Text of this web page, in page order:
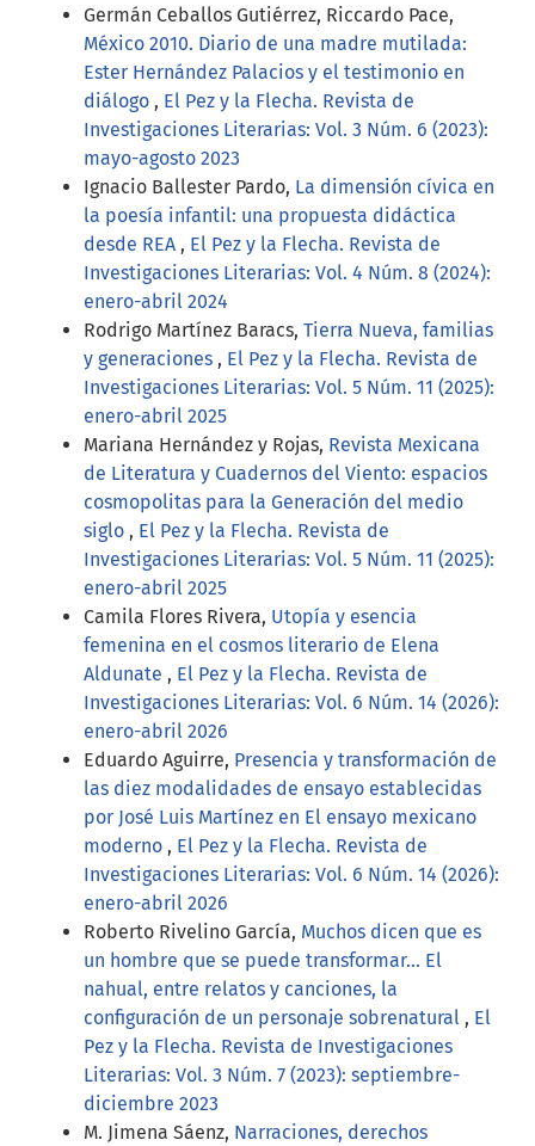
Germán Ceballos Gutiérrez, Riccardo Pace,
México 2010. Diario de una madre mutilada:
Ester Hernández Palacios y el testimonio en
diálogo , El Pez y la Flecha. Revista de
Investigaciones Literarias: Vol. 3 Núm. 6 (2023):
mayo-agosto 2023
Ignacio Ballester Pardo, La dimensión cívica en
la poesía infantil: una propuesta didáctica
desde REA , El Pez y la Flecha. Revista de
Investigaciones Literarias: Vol. 4 Núm. 8 (2024):
enero-abril 2024
Rodrigo Martínez Baracs, Tierra Nueva, familias
y generaciones , El Pez y la Flecha. Revista de
Investigaciones Literarias: Vol. 5 Núm. 11 (2025):
enero-abril 2025
Mariana Hernández y Rojas, Revista Mexicana
de Literatura y Cuadernos del Viento: espacios
cosmopolitas para la Generación del medio
siglo , El Pez y la Flecha. Revista de
Investigaciones Literarias: Vol. 5 Núm. 11 (2025):
enero-abril 2025
Camila Flores Rivera, Utopía y esencia
femenina en el cosmos literario de Elena
Aldunate , El Pez y la Flecha. Revista de
Investigaciones Literarias: Vol. 6 Núm. 14 (2026):
enero-abril 2026
Eduardo Aguirre, Presencia y transformación de
las diez modalidades de ensayo establecidas
por José Luis Martínez en El ensayo mexicano
moderno , El Pez y la Flecha. Revista de
Investigaciones Literarias: Vol. 6 Núm. 14 (2026):
enero-abril 2026
Roberto Rivelino García, Muchos dicen que es
un hombre que se puede transformar... El
nahual, entre relatos y canciones, la
configuración de un personaje sobrenatural , El
Pez y la Flecha. Revista de Investigaciones
Literarias: Vol. 3 Núm. 7 (2023): septiembre-
diciembre 2023
M. Jimena Sáenz, Narraciones, derechos